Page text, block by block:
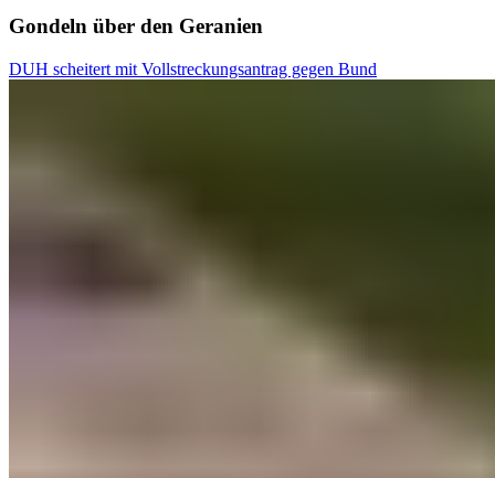
Gondeln über den Geranien
DUH scheitert mit Vollstreckungsantrag gegen Bund